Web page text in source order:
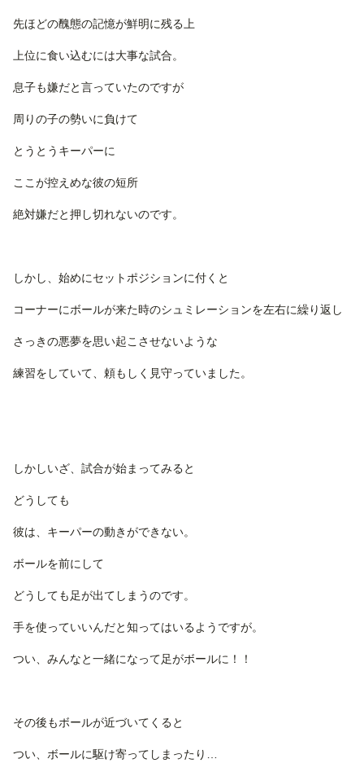
先ほどの醜態の記憶が鮮明に残る上
上位に食い込むには大事な試合。
息子も嫌だと言っていたのですが
周りの子の勢いに負けて
とうとうキーパーに
ここが控えめな彼の短所
絶対嫌だと押し切れないのです。
しかし、始めにセットポジションに付くと
コーナーにボールが来た時のシュミレーションを左右に繰り返し
さっきの悪夢を思い起こさせないような
練習をしていて、頼もしく見守っていました。
しかしいざ、試合が始まってみると
どうしても
彼は、キーパーの動きができない。
ボールを前にして
どうしても足が出てしまうのです。
手を使っていいんだと知ってはいるようですが。
つい、みんなと一緒になって足がボールに！！
その後もボールが近づいてくると
つい、ボールに駆け寄ってしまったり…